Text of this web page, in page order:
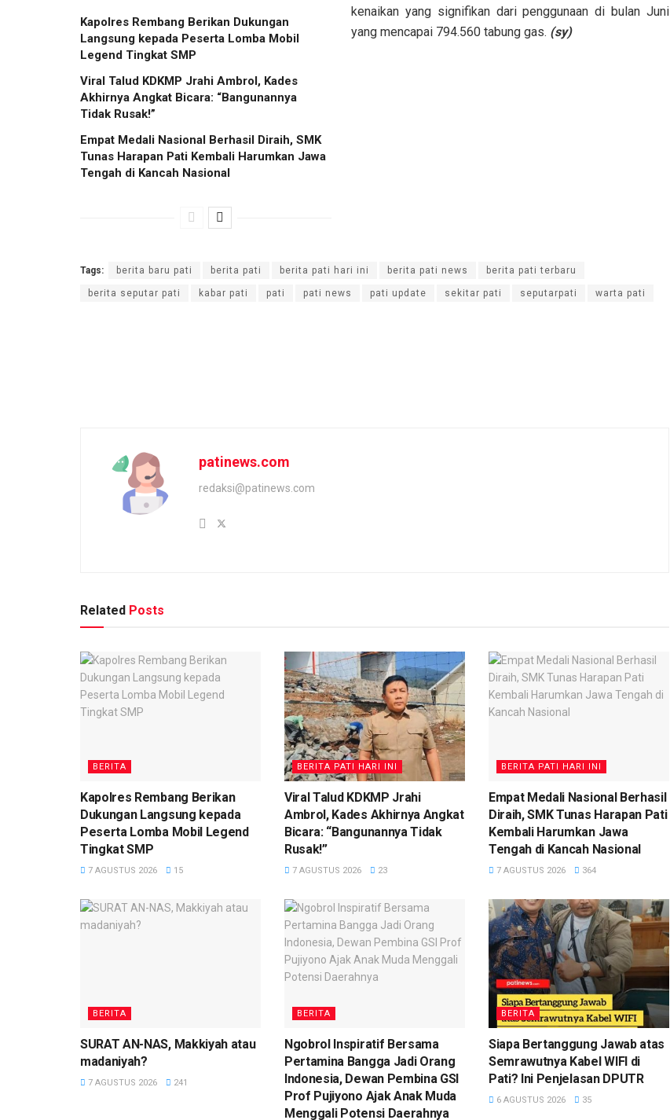
Kapolres Rembang Berikan Dukungan
Langsung kepada Peserta Lomba Mobil
Legend Tingkat SMP
Viral Talud KDKMP Jrahi Ambrol, Kades
Akhirnya Angkat Bicara: “Bangunannya
Tidak Rusak!”
Empat Medali Nasional Berhasil Diraih, SMK
Tunas Harapan Pati Kembali Harumkan Jawa
Tengah di Kancah Nasional
kenaikan yang signifikan dari penggunaan di bulan Juni
yang mencapai 794.560 tabung gas. (sy)
Tags: berita baru pati berita pati berita pati hari ini berita pati news berita pati terbaru
berita seputar pati kabar pati pati pati news pati update sekitar pati seputarpati warta pati
patinews.com
redaksi@patinews.com
Related Posts
BERITA
Kapolres Rembang Berikan
Dukungan Langsung kepada
Peserta Lomba Mobil Legend
Tingkat SMP
7 AGUSTUS 2026 15
BERITA PATI HARI INI
Viral Talud KDKMP Jrahi
Ambrol, Kades Akhirnya Angkat
Bicara: “Bangunannya Tidak
Rusak!”
7 AGUSTUS 2026 23
BERITA PATI HARI INI
Empat Medali Nasional Berhasil
Diraih, SMK Tunas Harapan Pati
Kembali Harumkan Jawa
Tengah di Kancah Nasional
7 AGUSTUS 2026 364
BERITA
SURAT AN-NAS, Makkiyah atau
madaniyah?
7 AGUSTUS 2026 241
BERITA
Ngobrol Inspiratif Bersama
Pertamina Bangga Jadi Orang
Indonesia, Dewan Pembina GSI
Prof Pujiyono Ajak Anak Muda
Menggali Potensi Daerahnya
BERITA
Siapa Bertanggung Jawab atas
Semrawutnya Kabel WIFI di
Pati? Ini Penjelasan DPUTR
6 AGUSTUS 2026 35